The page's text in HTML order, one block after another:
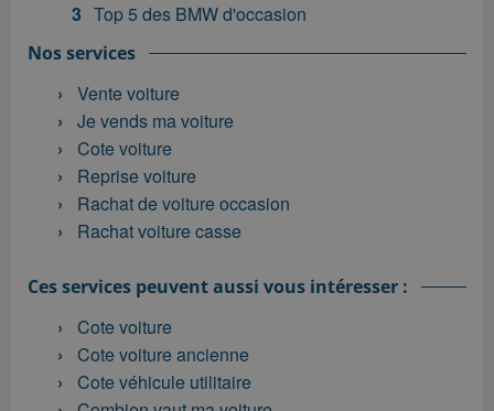
Top 5 des BMW d'occasion
Nos services
Vente voiture
Je vends ma voiture
Cote voiture
Reprise voiture
Rachat de voiture occasion
Rachat voiture casse
Ces services peuvent aussi vous intéresser :
Cote voiture
Cote voiture ancienne
Cote véhicule utilitaire